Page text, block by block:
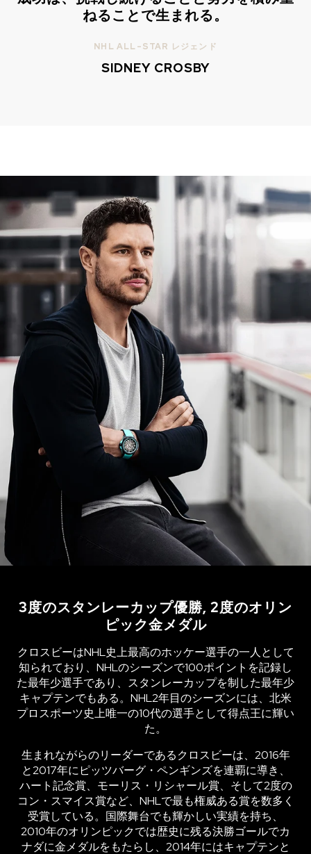
TURQUOISE
NHL LIMITED EDITION
店舗へ問合せ
CHF 5,250
WILD ONE SKELETON
42mm
ねることで生まれる。
NHL ALL-STAR レジェンド
SIDNEY CROSBY
3度のスタンレーカップ優勝, 2度のオリン
ピック金メダル
クロスビーはNHL史上最高のホッケー選手の一人として
知られており、NHLのシーズンで100ポイントを記録し
た最年少選手であり、スタンレーカップを制した最年少
キャプテンでもある。NHL2年目のシーズンには、北米
プロスポーツ史上唯一の10代の選手として得点王に輝い
た。
生まれながらのリーダーであるクロスビーは、2016年
と2017年にピッツバーグ・ペンギンズを連覇に導き、
ハート記念賞、モーリス・リシャール賞、そして2度の
コン・スマイス賞など、NHLで最も権威ある賞を数多く
受賞している。国際舞台でも輝かしい実績を持ち、
2010年のオリンピックでは歴史に残る決勝ゴールでカ
ナダに金メダルをもたらし、2014年にはキャプテンと